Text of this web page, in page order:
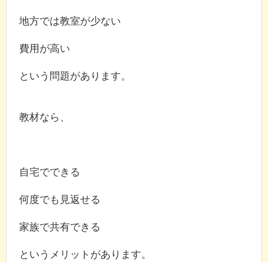
地方では教室が少ない
費用が高い
という問題があります。
教材なら、
自宅でできる
何度でも見返せる
家族で共有できる
というメリットがあります。